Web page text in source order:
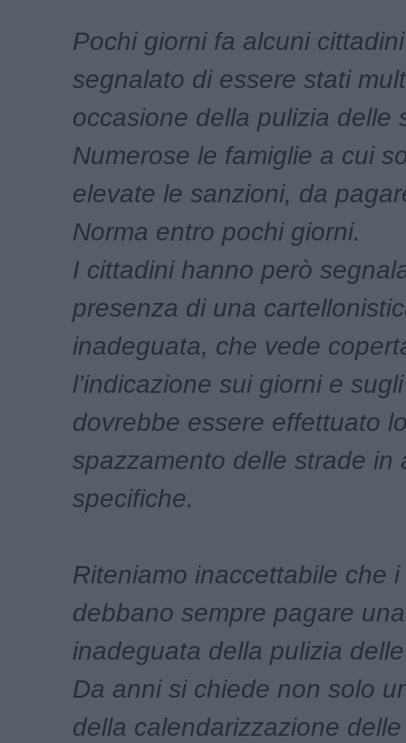
Pochi giorni fa alcuni
segnalato di essere stati
occasione della pulizia delle
Numerose le famiglie a cui
elevate le sanzioni, da
Norma entro pochi giorni.
I cittadini hanno però
presenza di una
inadeguata, che vede
l’indicazione sui giorni e
dovrebbe essere effettuato
spazzamento delle strade in
specifiche.
Riteniamo inaccettabile che
debbano sempre pagare
inadeguata della pulizia
Da anni si chiede non solo
della calendarizzazione